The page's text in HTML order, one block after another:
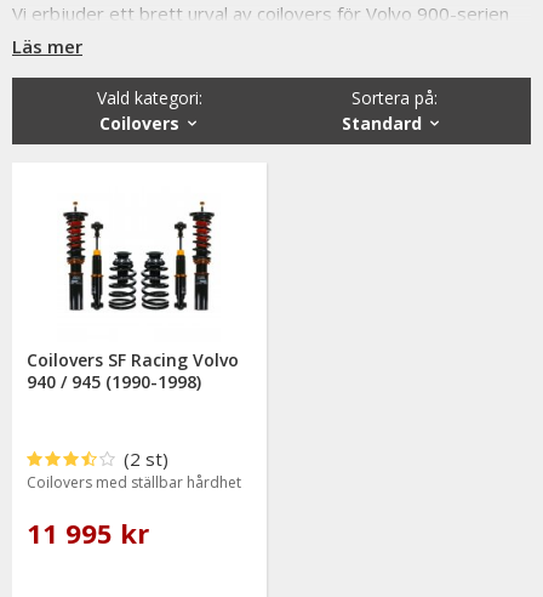
Vi erbjuder ett brett urval av coilovers för Volvo 900-serien
(1990-1998) från erkända varumärken som Mr Tuning, Shock
Med coilovers installerade på din Volvo 900-serie kan du
enkelt justera höjden och få den önskade sänkningen och
leveranser för att garantera din nöjdhet. Ordrar lagda före kl
12.00 skickas samma dag.
Läs mer
Sortera på:
Standard
Vald kategori:
Coilovers
Coilovers SF Racing Volvo
940 / 945 (1990-1998)
(2 st)
Coilovers med ställbar hårdhet
11 995 kr